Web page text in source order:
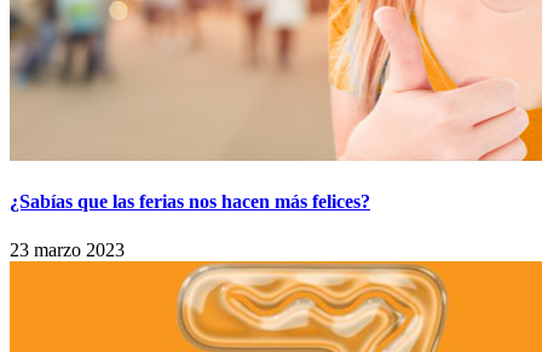
¿Sabías que las ferias nos hacen más felices?
23 marzo 2023